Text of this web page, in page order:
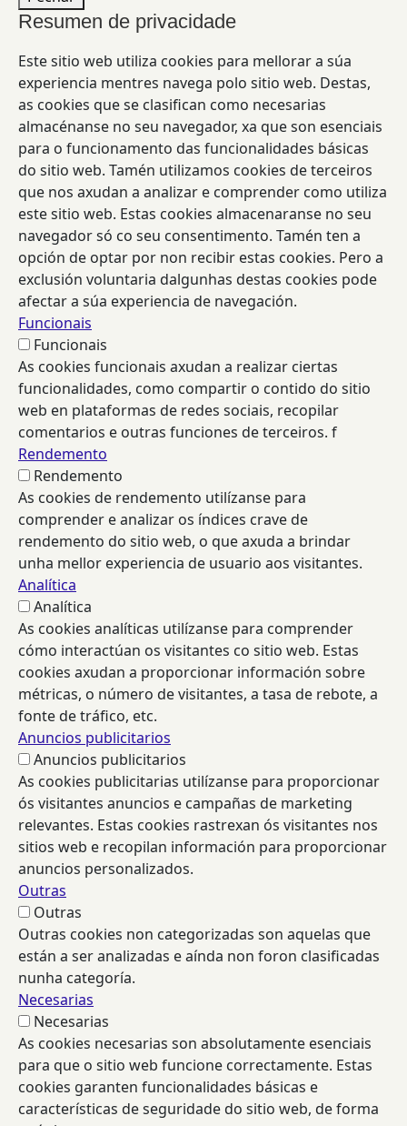
Resumen de privacidade
Este sitio web utiliza cookies para mellorar a súa
experiencia mentres navega polo sitio web. Destas,
as cookies que se clasifican como necesarias
almacénanse no seu navegador, xa que son esenciais
para o funcionamento das funcionalidades básicas
do sitio web. Tamén utilizamos cookies de terceiros
que nos axudan a analizar e comprender como utiliza
este sitio web. Estas cookies almacenaranse no seu
navegador só co seu consentimento. Tamén ten a
opción de optar por non recibir estas cookies. Pero a
exclusión voluntaria dalgunhas destas cookies pode
afectar a súa experiencia de navegación.
Funcionais
Funcionais
As cookies funcionais axudan a realizar ciertas
funcionalidades, como compartir o contido do sitio
web en plataformas de redes sociais, recopilar
comentarios e outras funciones de terceiros. f
Rendemento
Rendemento
As cookies de rendemento utilízanse para
comprender e analizar os índices crave de
rendemento do sitio web, o que axuda a brindar
unha mellor experiencia de usuario aos visitantes.
Analítica
Analítica
As cookies analíticas utilízanse para comprender
cómo interactúan os visitantes co sitio web. Estas
cookies axudan a proporcionar información sobre
métricas, o número de visitantes, a tasa de rebote, a
fonte de tráfico, etc.
Anuncios publicitarios
Anuncios publicitarios
As cookies publicitarias utilízanse para proporcionar
ós visitantes anuncios e campañas de marketing
relevantes. Estas cookies rastrexan ós visitantes nos
sitios web e recopilan información para proporcionar
anuncios personalizados.
Outras
Outras
Outras cookies non categorizadas son aquelas que
están a ser analizadas e aínda non foron clasificadas
nunha categoría.
Necesarias
Necesarias
As cookies necesarias son absolutamente esenciais
para que o sitio web funcione correctamente. Estas
cookies garanten funcionalidades básicas e
características de seguridade do sitio web, de forma